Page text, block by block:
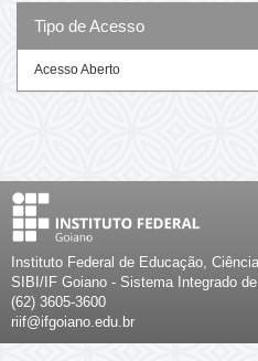
Tipo de Acesso
Acesso Aberto
Instituto Federal de Educação,
SIBI/IF Goiano - Sistema Integrado
(62) 3605-3600
riif@ifgoiano.edu.br